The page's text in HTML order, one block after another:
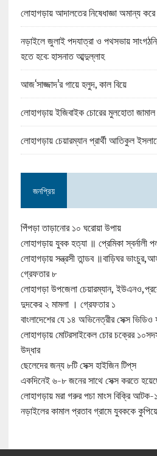
লোহাগড়ায় আদালতের নিষেধাজ্ঞা অমান্য
নড়াইলে জুলাই পদযাত্রা ও পথসভায়
হতে হবে: হাসনাত আব্দুল্লাহ
আজ‘সাজ্জাদ’র গায়ে হলুদ, কাল বিয়ে
লোহাগড়ায় ইজিবাইক চোরের মুলহোতা
লোহাগড়ায় চেয়ারম্যান প্রার্থী আতিকুল
জনপ্রিয়
পিঁপড়া তাড়ানোর ১০ ঘরোয়া উপায়
লোহাগড়ায় যুবক হত্যা ॥ প্রেমিকা স্বর্নালী
লোহাগড়ায় সন্ত্রসী তান্ডব ॥বাড়িঘর
গ্রেফতার ৮
লোহাগড়া উপজেলা চেয়ারম্যান,
দুদকের ২ মামলা । গ্রেফতার ১
বাংলাদেশের যে ১৪ অভিনেত্রীর সেক্স
লোহাগড়ায় মোটরসাইকেল চোর চক্রের
উদ্ধার
ছেলেদের জন্য ৮টি সেক্স হাইজিন টিপ্‌স
একদিনেই ৬-৮ জনের সাথে সেক্স করতে
লোহাগড়ায় মরা গরুর পচা মাংস বিক্রি আটক-১
নড়াইলের কামাল প্রতাব গ্রামে যুবককে